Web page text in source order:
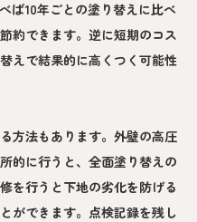
ば10年ごとの塗り替えに比べ
約できます。逆に短期のコス
えで結果的に高くつく可能性
方法もあります。外壁の高圧
的に行うと、全面塗り替えの
を行うと下地の劣化を防げる
ができます。点検記録を残し